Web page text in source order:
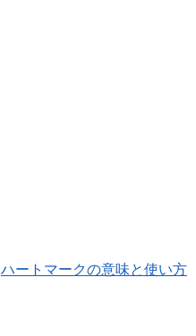
ハートマークの意味と使い方